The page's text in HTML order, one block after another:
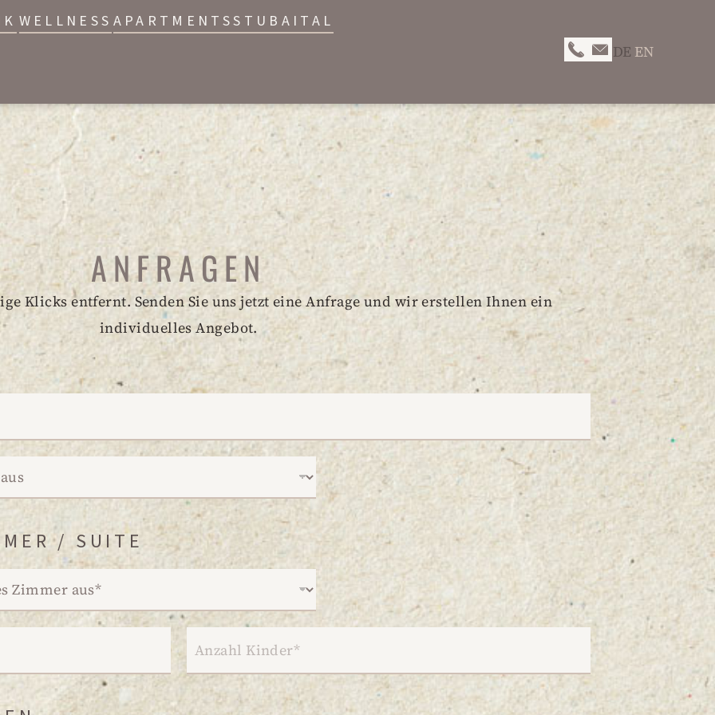
WELLNESS APARTMENTSSTUBAITAL
DE EN
ANFRAGEN
Klicks entfernt. Senden Sie uns jetzt eine Anfrage und wir erstellen Ihnen ein
individuelles Angebot.
/ SUITE
K
I